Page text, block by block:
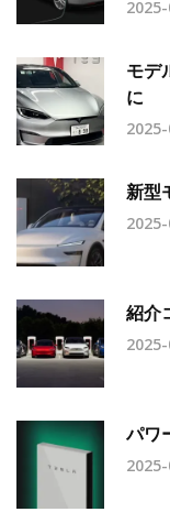
モデ
に
新型
紹介
パワ